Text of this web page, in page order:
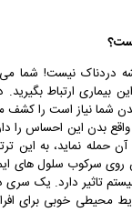
دردناک نیست! شما
ارتباط بگیرید.
شما نیاز است را
بدن این احساس را
حمله نماید، به این
سرکوب سلول های
تاثیر دارد. یک سری
محیطی خوبی برای